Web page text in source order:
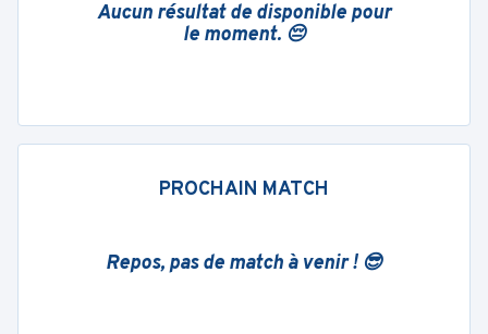
Aucun résultat de disponible pour
le moment. 😔
PROCHAIN MATCH
Repos, pas de match à venir ! 😎